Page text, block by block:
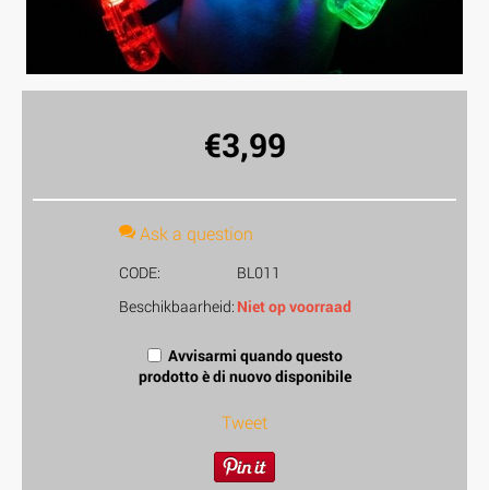
€3,99
Ask a question
CODE:
BL011
Beschikbaarheid: Niet op voorraad
Avvisarmi quando questo
prodotto è di nuovo disponibile
Tweet